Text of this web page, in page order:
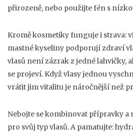
přirozeně, nebo použijte fén s
Kromě kosmetiky funguje i strava:
mastné kyseliny podporují zdraví
vlasů není zázrak z jedné lahvičky,
se projeví. Když vlasy jednou
vrátit jim vitalitu je náročnější než
Nebojte se kombinovat přípravky a
pro svůj typ vlasů. A pamatujte: